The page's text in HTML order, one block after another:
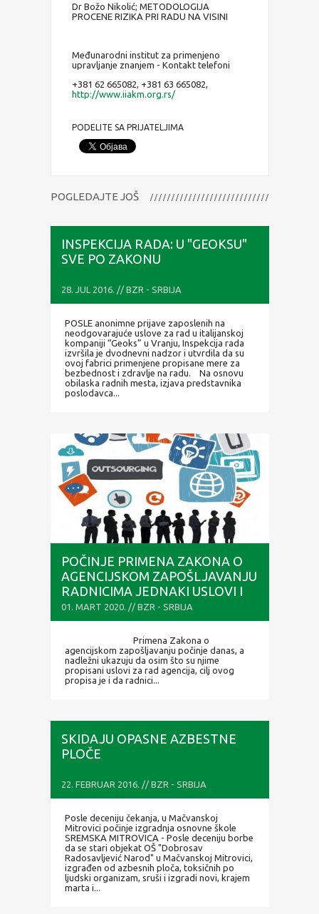
Dr Božo Nikolić; METODOLOGIJA
PROCENE RIZIKA PRI RADU NA VISINI
Međunarodni institut za primenjeno
upravljanje znanjem - Kontakt telefoni
+381 62 665082, +381 63 665082,
http://www.iiakm.org.rs/
PODELITE SA PRIJATELJIMA
POGLEDAJTE JOŠ
INSPEKCIJA RADA: U "GEOKSU"
SVE PO ZAKONU
28. JUL 2016. // BZR - SRBIJA
POSLE anonimne prijave zaposlenih na
neodgovarajuće uslove za rad u italijanskoj
kompaniji “Geoks” u Vranju, Inspekcija rada
izvršila je dvodnevni nadzor i utvrdila da su
ovoj fabrici primenjene propisane mere za
bezbednost i zdravlje na radu. Na osnovu
obilaska radnih mesta, izjava predstavnika
poslodavca...
POČINJE PRIMENA ZAKONA O
AGENCIJSKOM ZAPOŠLJAVANJU
RADNICIMA JEDNAKI USLOVI I
PRAVA IZ RADNOG ODNOSA
01. MART 2020. // BZR - SRBIJA
Primena Zakona o
agencijskom zapošljavanju počinje danas, a
nadležni ukazuju da osim što su njime
propisani uslovi za rad agencija, cilj ovog
propisa je i da radnici...
SKIDAJU OPASNE AZBESTNE
PLOČE
22. FEBRUAR 2016. // BZR - SRBIJA
Posle deceniju čekanja, u Mačvanskoj
Mitrovici počinje izgradnja osnovne škole
SREMSKA MITROVICA - Posle deceniju borbe
da se stari objekat OŠ "Dobrosav
Radosavljević Narod" u Mačvanskoj Mitrovici,
izgrađen od azbesnih ploča, toksičnih po
ljudski organizam, sruši i izgradi novi, krajem
marta i...